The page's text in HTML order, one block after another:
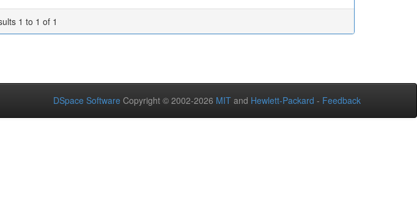
1 to 1 of 1
DSpace Software Copyright © 2002-2026 MIT and Hewlett-Packard - Feedback